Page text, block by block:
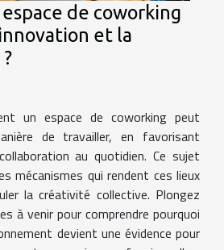
de coworking
et la
un espace de coworking peut
de travailler, en favorisant
au quotidien. Ce sujet
mécanismes qui rendent ces lieux
la créativité collective. Plongez
à venir pour comprendre pourquoi
devient une évidence pour